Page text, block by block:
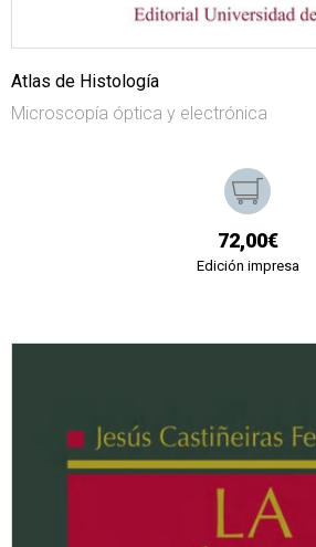
Atlas de Histología
Microscopía óptica y electrónica
72,00€
Edición impresa